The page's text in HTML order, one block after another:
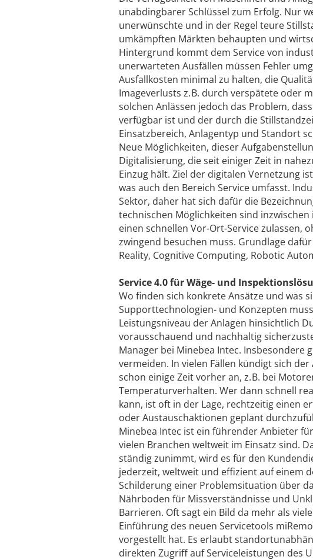
unabdingbarer Schlüssel zum Erfolg. Nur
unerwünschte und in der Regel teure
umkämpften Märkten behaupten und
Hintergrund kommt dem Service von
unerwarteten Ausfällen müssen Fehler
Ausfallkosten minimal zu halten, die
Imageverlusts z. B. durch verspätete oder
solchen Anlässen jedoch das Problem,
verfügbar ist und der durch die
Einsatzbereich, Anlagentyp und Standort
Neue Möglichkeiten, dieser
Digitalisierung, die seit einiger Zeit in
Einzug hält. Ziel der digitalen Vernetzung
was auch den Bereich Service umfasst.
Sektor, daher hat sich dafür die
technischen Möglichkeiten sind
einen schnellen Vor-Ort-Service zulassen,
zwingend besuchen muss. Grundlage
Reality, Cognitive Computing, Robotic
Service 4.0 für Wäge- und
Wo finden sich konkrete Ansätze und was
Supporttechnologien- und Konzepten
Leistungsniveau der Anlagen hinsichtlich
vorausschauend und nachhaltig
Manager bei Minebea Intec. Insbesondere
vermeiden. In vielen Fällen kündigt sich
schon einige Zeit vorher an, z. B. bei
Temperaturverhalten. Wer dann schnell
kann, ist oft in der Lage, rechtzeitig einen
oder Austauschaktionen geplant
Minebea Intec ist ein führender Anbieter
vielen Branchen weltweit im Einsatz sind.
ständig zunimmt, wird es für den
jederzeit, weltweit und effizient auf einem
Schilderung einer Problem­situation über
Nährboden für Missverständnisse und
Barrieren. Oft sagt ein Bild da mehr als
Einführung des neuen Servicetools
vorgestellt hat. Es erlaubt
direkten Zugriff auf Serviceleistungen des